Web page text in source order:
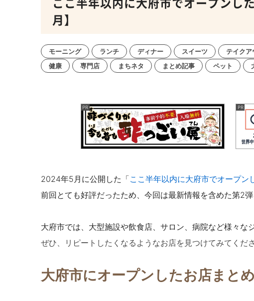
月】
モーニング ランチ ディナー スイーツ テイクア
健康
専門店 まちネタ まとめ記事 ペット
2024年5月に公開した「ここ半年以内に大府市でオープン
前回とても好評だったため、今回は最新情報を含めた第2弾
大府市では、大型施設や飲食店、サロン、病院など様々な
ぜひ、リピートしたくなるようなお店を見つけてみてくださ
大府市にオープンしたお店まとめ